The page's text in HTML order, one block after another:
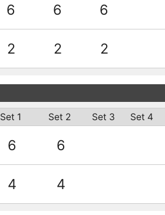
6 6 6
2 2 2
Set 1 Set 2 Set 3 Set 4
6 6
4 4